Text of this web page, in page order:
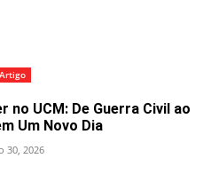
Artigo
no UCM: De Guerra Civil ao
Um Novo Dia
30, 2026